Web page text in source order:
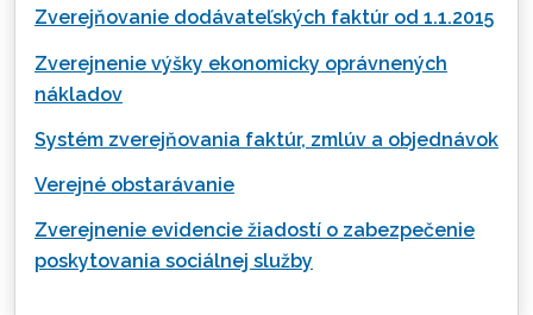
Zverejňovanie dodávateľských faktúr od 1.1.2015
Zverejnenie výšky ekonomicky oprávnených
nákladov
Systém zverejňovania faktúr, zmlúv a objednávok
Verejné obstarávanie
Zverejnenie evidencie žiadostí o zabezpečenie
poskytovania sociálnej služby